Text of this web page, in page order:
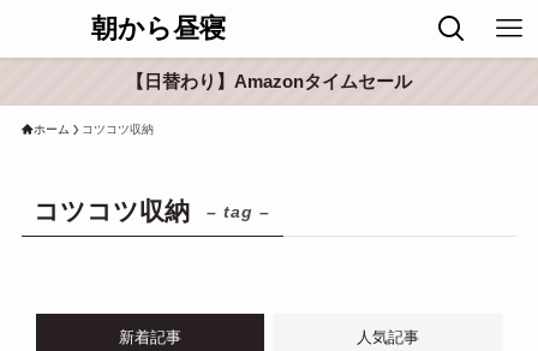
朝から昼寝
【日替わり】Amazonタイムセール
ホーム コツコツ収納
コツコツ収納 – tag –
新着記事 人気記事